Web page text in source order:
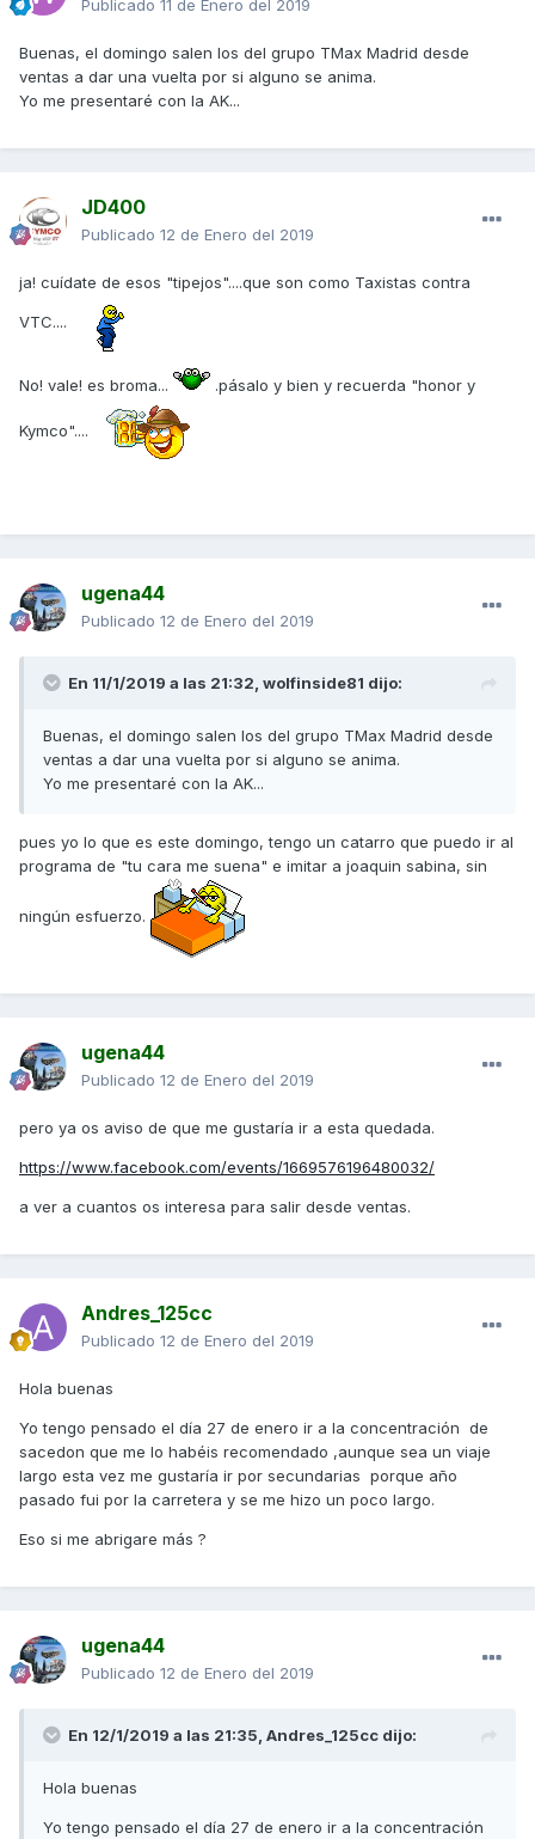
Publicado 11 de Enero del 2019
Buenas, el domingo salen los del grupo TMax Madrid desde
ventas a dar una vuelta por si alguno se anima.
Yo me presentaré con la AK...
JD400
Publicado 12 de Enero del 2019
ja! cuídate de esos "tipejos"....que son como Taxistas contra
VTC....
No! vale! es broma... .pásalo y bien y recuerda "honor y
Kymco"....
ugena44
Publicado 12 de Enero del 2019
En 11/1/2019 a las 21:32, wolfinside81 dijo:
Buenas, el domingo salen los del grupo TMax Madrid desde
ventas a dar una vuelta por si alguno se anima.
Yo me presentaré con la AK...
pues yo lo que es este domingo, tengo un catarro que puedo ir al
programa de "tu cara me suena" e imitar a joaquin sabina, sin
ningún esfuerzo.
ugena44
Publicado 12 de Enero del 2019
pero ya os aviso de que me gustaría ir a esta quedada.
https://www.facebook.com/events/1669576196480032/
a ver a cuantos os interesa para salir desde ventas.
Andres_125cc
Publicado 12 de Enero del 2019
Hola buenas
Yo tengo pensado el día 27 de enero ir a la concentración de
sacedon que me lo habéis recomendado ,aunque sea un viaje
largo esta vez me gustaría ir por secundarias porque año
pasado fui por la carretera y se me hizo un poco largo.
Eso si me abrigare más ?
ugena44
Publicado 12 de Enero del 2019
En 12/1/2019 a las 21:35, Andres_125cc dijo:
Hola buenas
Yo tengo pensado el día 27 de enero ir a la concentración